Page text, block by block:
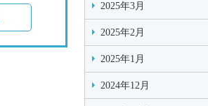
2025年3月
2025年2月
2025年1月
2024年12月